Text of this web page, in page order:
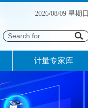
2026/08/09 星期日
计量专家库